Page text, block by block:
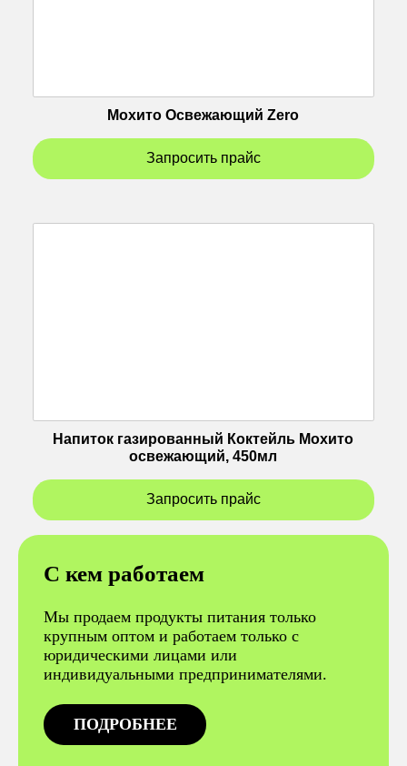
Мохито Освежающий Zero
Запросить прайс
Напиток газированный Коктейль Мохито
освежающий, 450мл
Запросить прайс
С кем работаем
Мы продаем продукты питания только
крупным оптом и работаем только с
юридическими лицами или
индивидуальными предпринимателями.
ПОДРОБНЕЕ